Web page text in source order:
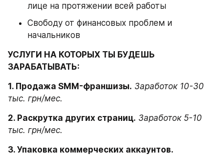
лице на протяжении всей работы
Свободу от финансовых проблем и
начальников
УСЛУГИ НА КОТОРЫХ ТЫ БУДЕШЬ
ЗАРАБАТЫВАТЬ:
1. Продажа SMM-франшизы. Заработок 10-30
тыс. грн/мес.
2. Раскрутка других страниц. Заработок 5-10
тыс. грн/мес.
3. Упаковка коммерческих аккаунтов.